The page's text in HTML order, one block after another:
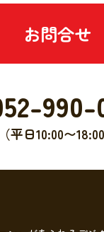
お問合せ
990-
（平日10:00〜18:00